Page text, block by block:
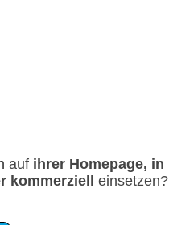
auf ihrer Homepage, in
kommerziell